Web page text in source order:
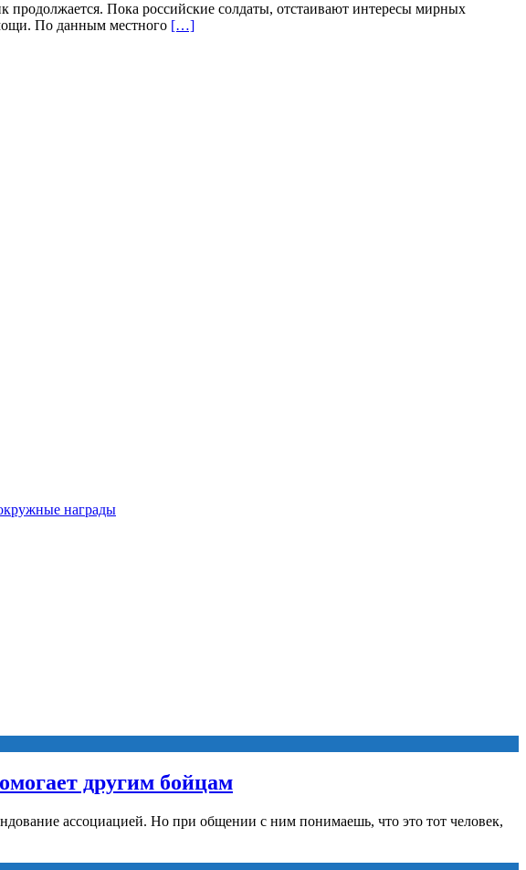
Пока российские солдаты, отстаивают интересы мирных
По данным местного […]
награды
другим бойцам
ассоциацией. Но при общении с ним понимаешь, что это тот человек,